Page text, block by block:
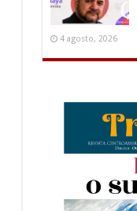
4 agosto, 2026